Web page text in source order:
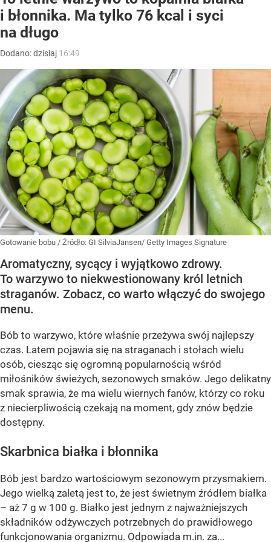
i błonnika. Ma tylko 76 kcal i syci
na długo
Dodano:dzisiaj 16:49
Gotowanie bobu / Źródło: GI SilviaJansen/ Getty Images Signature
Aromatyczny, sycący i wyjątkowo zdrowy.
To warzywo to niekwestionowany król letnich
straganów. Zobacz, co warto włączyć do swojego
menu.
Bób to warzywo, które właśnie przeżywa swój najlepszy
czas. Latem pojawia się na straganach i stołach wielu
osób, ciesząc się ogromną popularnością wśród
miłośników świeżych, sezonowych smaków. Jego delikatny
smak sprawia, że ma wielu wiernych fanów, którzy co roku
z niecierpliwością czekają na moment, gdy znów będzie
dostępny.
Skarbnica białka i błonnika
Bób jest bardzo wartościowym sezonowym przysmakiem.
Jego wielką zaletą jest to, że jest świetnym źródłem białka
– aż 7 g w 100 g. Białko jest jednym z najważniejszych
składników odżywczych potrzebnych do prawidłowego
funkcjonowania organizmu. Odpowiada m.in. za...